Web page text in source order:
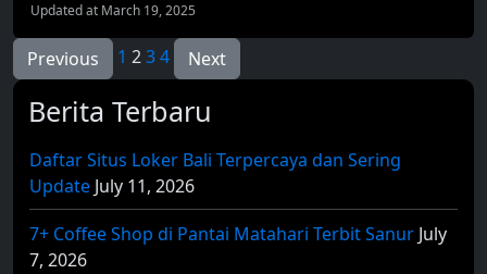
Updated at March 19, 2025
Posts
pagination
Previous 1 234 Next
Berita Terbaru
Daftar Situs Loker Bali Terpercaya dan Sering
Update July 11, 2026
7+ Coffee Shop di Pantai Matahari Terbit Sanur July
7, 2026